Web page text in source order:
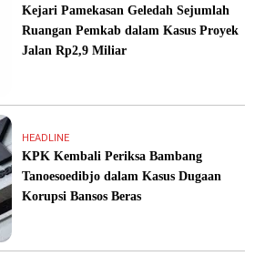
Kejari Pamekasan Geledah Sejumlah
Ruangan Pemkab dalam Kasus Proyek
Jalan Rp2,9 Miliar
HEADLINE
KPK Kembali Periksa Bambang
Tanoesoedibjo dalam Kasus Dugaan
Korupsi Bansos Beras